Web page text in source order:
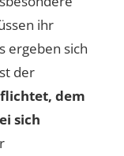
ihr
ergeben sich
der
dem
sich